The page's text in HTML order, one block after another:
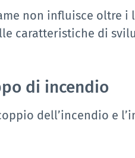
non influisce oltre
caratteristiche di
di incendio
dell’incendio e